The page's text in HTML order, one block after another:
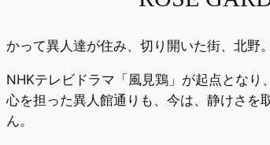
かって異人達が住み、切り開いた街、北野。
NHKテレビドラマ「風見鶏」が起点とな
心を担った異人館通りも、今は、静けさを
ん。